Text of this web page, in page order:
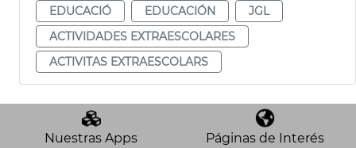
EDUCACIÓ
EDUCACIÓN
JGL
ACTIVIDADES EXTRAESCOLARES
ACTIVITAS EXTRAESCOLARS
Nuestras Apps Páginas de Interés